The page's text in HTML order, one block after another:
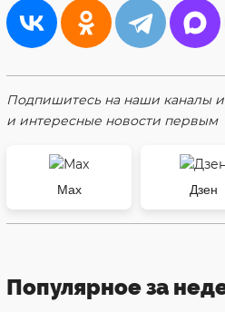
Подпишитесь на наши каналы
и интересные новости первым
Max Дзен
Популярное за